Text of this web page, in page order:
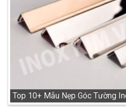
Top 10+ Mẫu Nẹp Góc Tường